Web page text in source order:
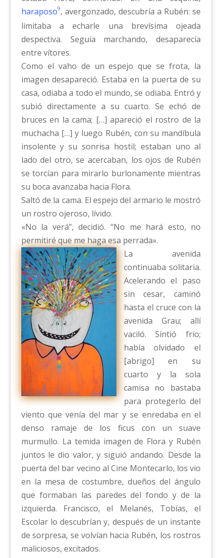
haraposo9, avergonzado, descubría a Rubén: se
limitaba a echarle una brevísima ojeada
despectiva. Seguía marchando, desaparecía
entre vítores.
Como el vaho de un espejo que se frota, la
imagen desapareció. Estaba en la puerta de su
casa, odiaba a todo el mundo, se odiaba. Entró y
subió directamente a su cuarto. Se echó de
bruces en la cama; […] apareció el rostro de la
muchacha […] y luego Rubén, con su mandíbula
insolente y su sonrisa hostil; estaban uno al
lado del otro, se acercaban, los ojos de Rubén
se torcían para mirarlo burlonamente mientras
su boca avanzaba hacia Flora.
Saltó de la cama. El espejo del armario le mostró
un rostro ojeroso, lívido.
«No la verá”, decidió. “No me hará esto, no
permitiré que me haga esa perrada».
La avenida
continuaba solitaria.
Acelerando el paso
sin cesar, caminó
hasta el cruce con la
avenida Grau; allí
vaciló. Sintió frío;
había olvidado el
[abrigo] en su
cuarto y la sola
camisa no bastaba
para protegerlo del
viento que venía del mar y se enredaba en el
denso ramaje de los ficus con un suave
murmullo. La temida imagen de Flora y Rubén
juntos le dio valor, y siguió andando. Desde la
puerta del bar vecino al Cine Montecarlo, los vio
en la mesa de costumbre, dueños del ángulo
que formaban las paredes del fondo y de la
izquierda. Francisco, el Melanés, Tobías, el
Escolar lo descubrían y, después de un instante
de sorpresa, se volvían hacia Rubén, los rostros
maliciosos, excitados.